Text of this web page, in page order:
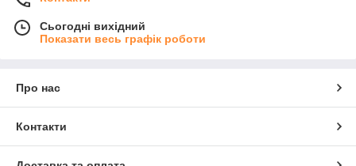
Сьогодні вихідний
Показати весь графік роботи
Про нас
Контакти